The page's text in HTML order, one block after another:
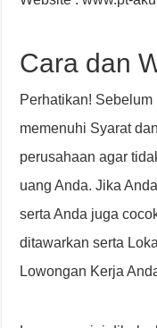
Cara dan
Perhatikan!
memenuhi Syarat
perusahaan agar
uang Anda. Jika
serta Anda juga
ditawarkan serta
Lowongan Kerja